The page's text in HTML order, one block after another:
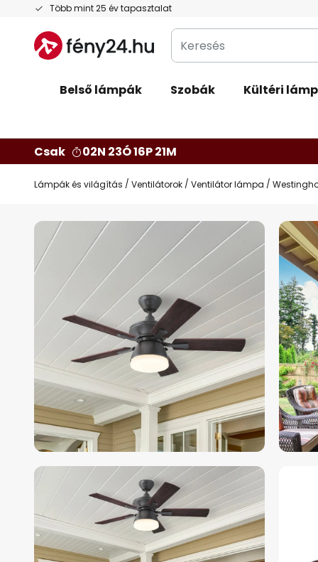
Több mint 25 év tapasztalat
Ugrás
tartalomhoz
Keresés
Belső lámpák Szobák Kültéri
Csak
02N 23Ó 16P 20M
Lámpák és világítás Ventilátorok Ventilátor lámpa
Ugrás
képgaléria
végére